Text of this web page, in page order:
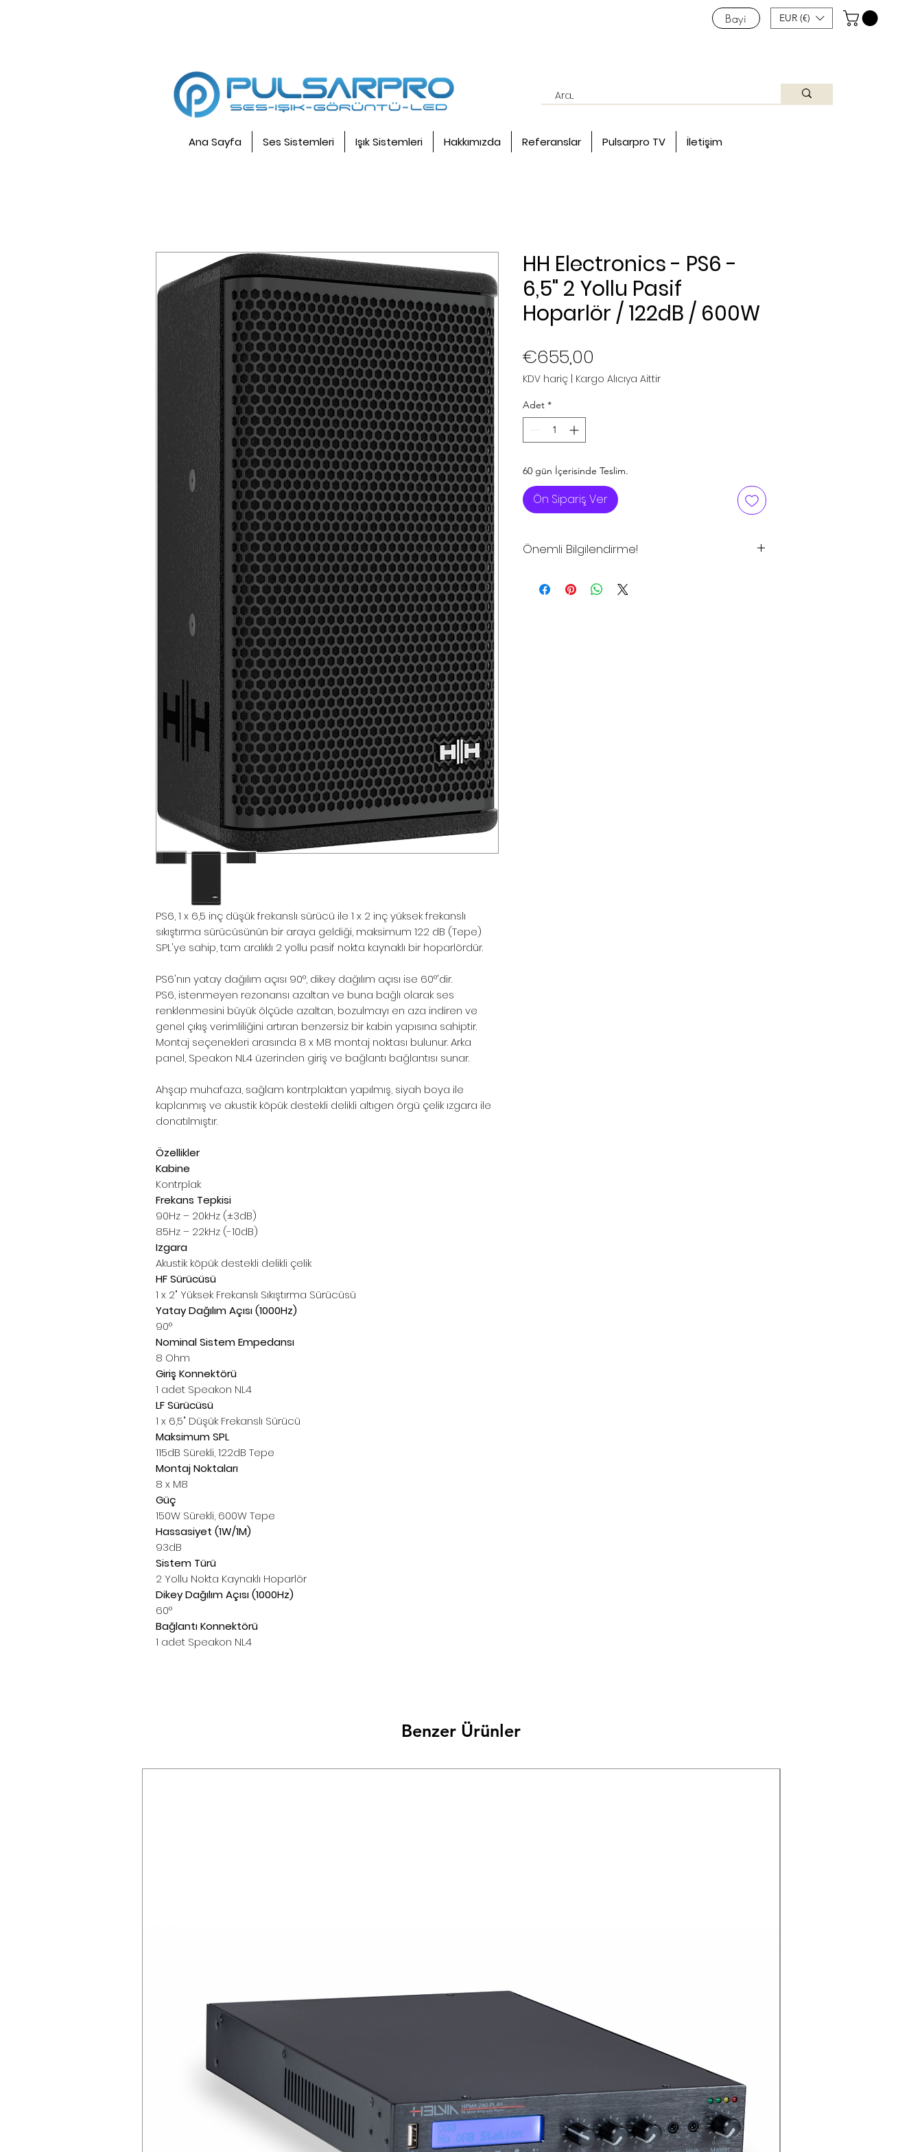
Bayi EUR (€)
Ana Sayfa Ses Sistemleri Işık Sistemleri Hakkımızda Referanslar Pulsarpro TV İletişim
PS6, 1 x 6,5 inç düşük frekanslı sürücü ile 1 x 2 inç yüksek frekanslı
sıkıştırma sürücüsünün bir araya geldiği, maksimum 122 dB (Tepe)
SPL'ye sahip, tam aralıklı 2 yollu pasif nokta kaynaklı bir hoparlördür.
PS6'nın yatay dağılım açısı 90°, dikey dağılım açısı ise 60°'dir.
PS6, istenmeyen rezonansı azaltan ve buna bağlı olarak ses
renklenmesini büyük ölçüde azaltan, bozulmayı en aza indiren ve
genel çıkış verimliliğini artıran benzersiz bir kabin yapısına sahiptir.
Montaj seçenekleri arasında 8 x M8 montaj noktası bulunur. Arka
panel, Speakon NL4 üzerinden giriş ve bağlantı bağlantısı sunar.
Ahşap muhafaza, sağlam kontrplaktan yapılmış, siyah boya ile
kaplanmış ve akustik köpük destekli delikli altıgen örgü çelik ızgara ile
donatılmıştır.
Özellikler
Kabine
Kontrplak
Frekans Tepkisi
90Hz – 20kHz (±3dB)
85Hz – 22kHz (-10dB)
Izgara
Akustik köpük destekli delikli çelik
HF Sürücüsü
1 x 2" Yüksek Frekanslı Sıkıştırma Sürücüsü
Yatay Dağılım Açısı (1000Hz)
90°
Nominal Sistem Empedansı
8 Ohm
Giriş Konnektörü
1 adet Speakon NL4
LF Sürücüsü
1 x 6,5" Düşük Frekanslı Sürücü
Maksimum SPL
115dB Sürekli, 122dB Tepe
Montaj Noktaları
8 x M8
Güç
150W Sürekli, 600W Tepe
Hassasiyet (1W/1M)
93dB
Sistem Türü
2 Yollu Nokta Kaynaklı Hoparlör
Dikey Dağılım Açısı (1000Hz)
60°
Bağlantı Konnektörü
1 adet Speakon NL4
HH Electronics - PS6 -
6,5" 2 Yollu Pasif
Hoparlör / 122dB / 600W
€655,00
KDV hariç | Kargo Alıcıya Aittir
Adet *
60 gün İçerisinde Teslim.
Ön Sipariş Ver
Önemli Bilgilendirme!
fiyatlarıdır
Benzer Ürünler